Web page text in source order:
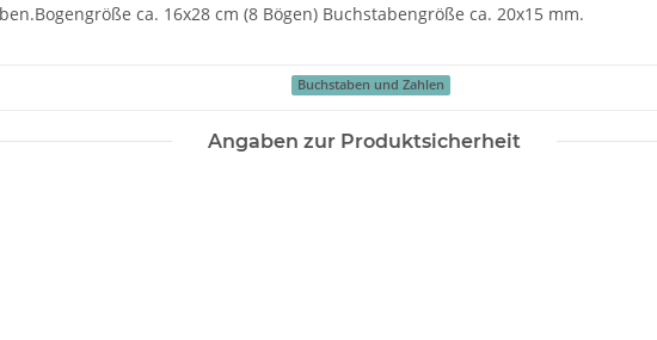
ca. 16x28 cm (8 Bögen) Buchstabengröße ca. 20x15 mm.
Buchstaben und Zahlen
Angaben zur Produktsicherheit